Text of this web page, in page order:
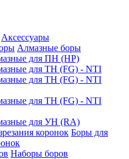
Аксессуары
Алмазные боры
для ПН (HP)
для ТН (FG) - NTI
для ТН (FG) - NTI
для ТН (FG) - NTI
для УН (RA)
Боры для
Наборы боров